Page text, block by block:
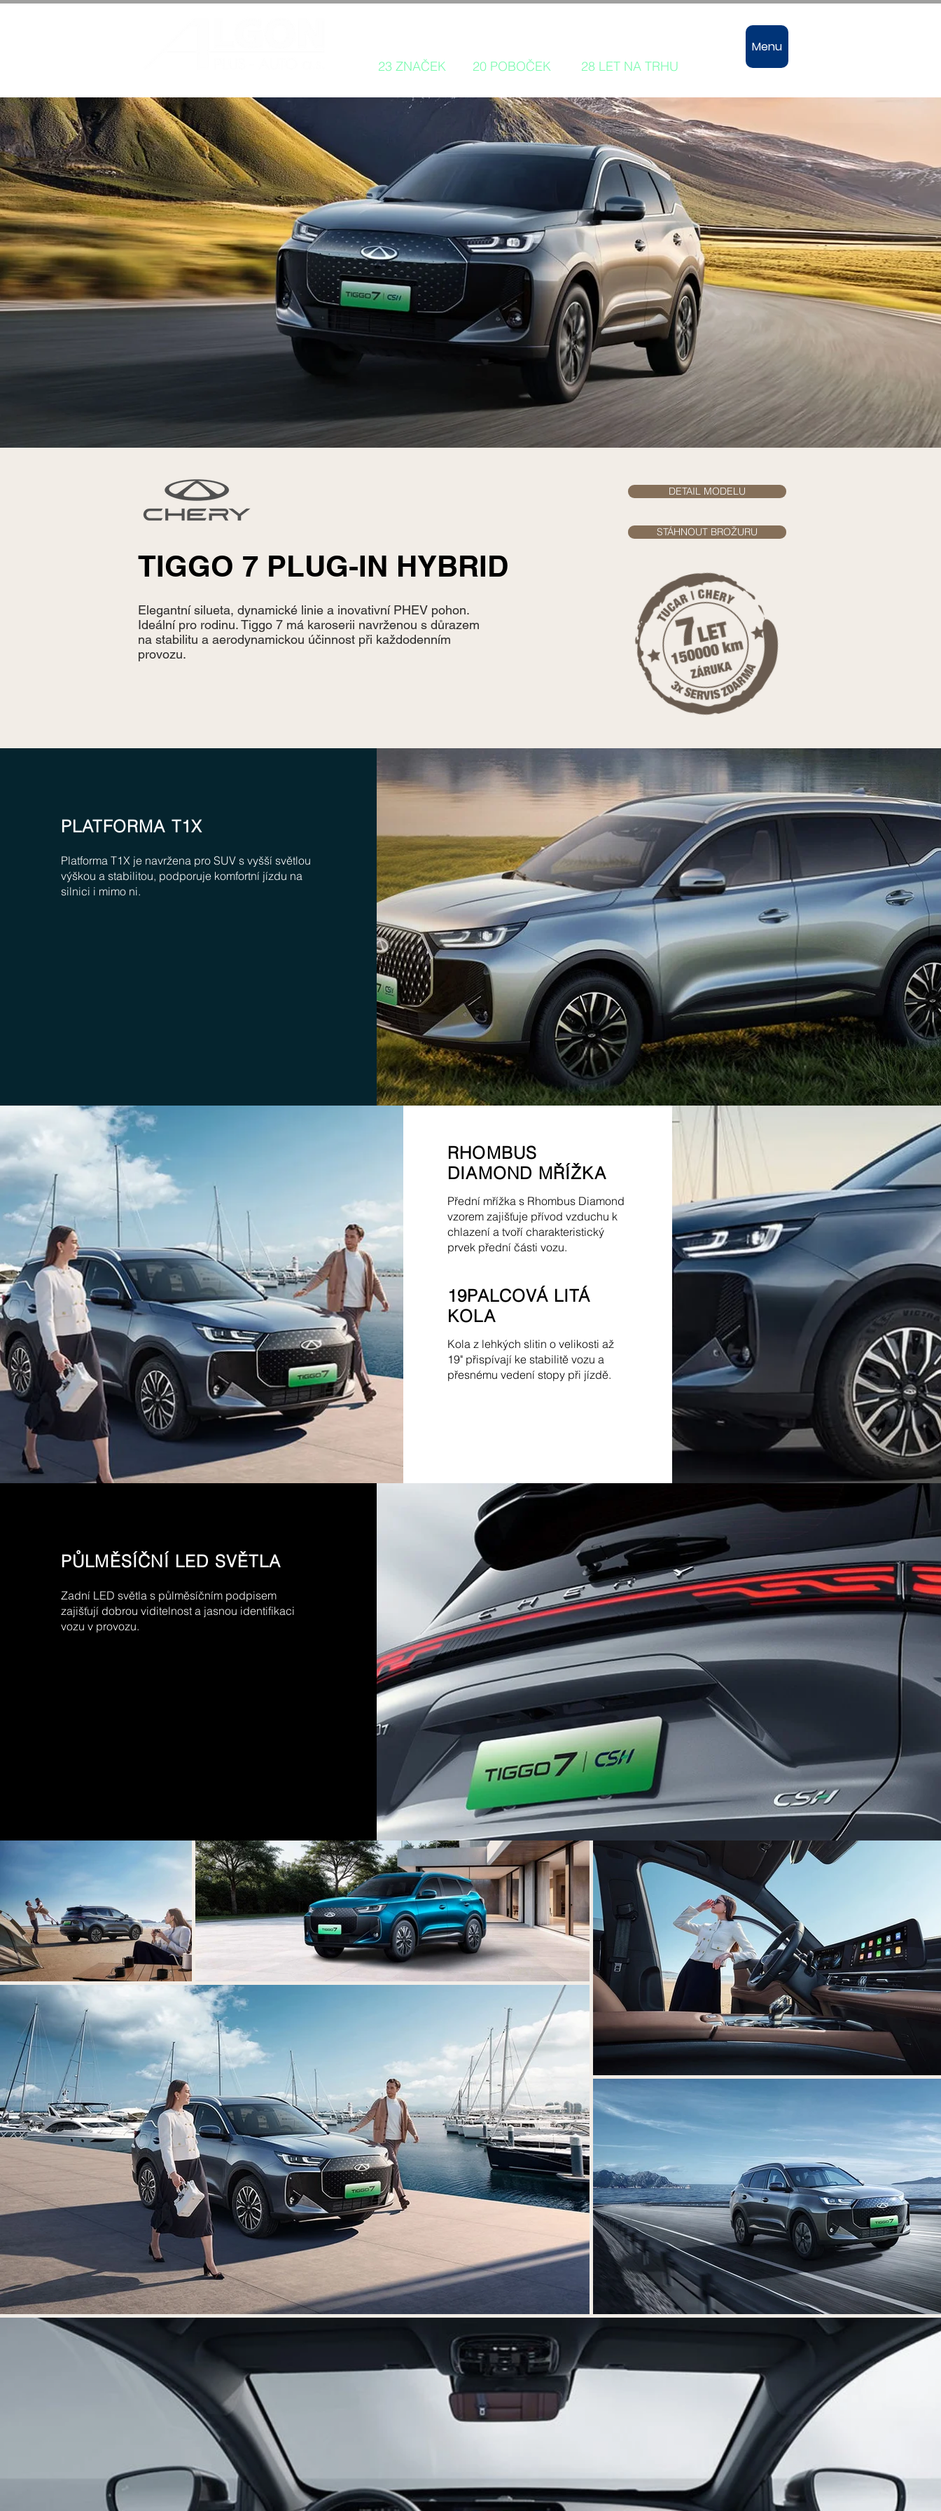
23 ZNAČEK 20 POBOČEK 28 LET NA TRHU
Menu
TIGGO 7 PLUG-IN HYBRID
Elegantní silueta, dynamické linie a inovativní PHEV pohon.
Ideální pro rodinu. Tiggo 7 má karoserii navrženou s důrazem
na stabilitu a aerodynamickou účinnost při každodenním
provozu.
DETAIL MODELU
STÁHNOUT BROŽURU
PLATFORMA T1X
Platforma T1X je navržena pro SUV s vyšší světlou
výškou a stabilitou, podporuje komfortní jízdu na
silnici i mimo ni.
RHOMBUS
DIAMOND MŘÍŽKA
Přední mřížka s Rhombus Diamond
vzorem zajišťuje přívod vzduchu k
chlazení a tvoří charakteristický
prvek přední části vozu.
19PALCOVÁ LITÁ
KOLA
Kola z lehkých slitin o velikosti až
19" přispívají ke stabilitě vozu a
přesnému vedení stopy při jízdě.
PŮLMĚSÍČNÍ LED SVĚTLA
Zadní LED světla s půlměsíčním podpisem
zajišťují dobrou viditelnost a jasnou identifikaci
vozu v provozu.